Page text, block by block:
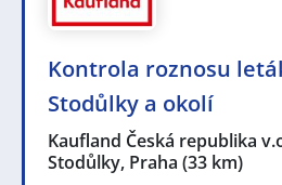
Kontrola roznosu
Stodůlky a okolí
Kaufland Česká republika
Stodůlky, Praha (33 km)